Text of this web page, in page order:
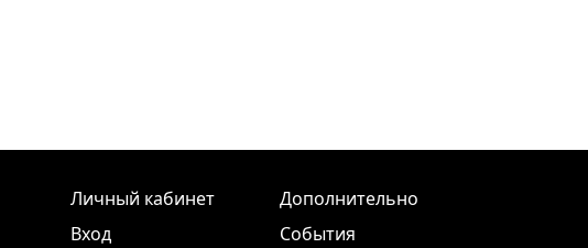
Личный кабинет
Вход
Дополнительно
События